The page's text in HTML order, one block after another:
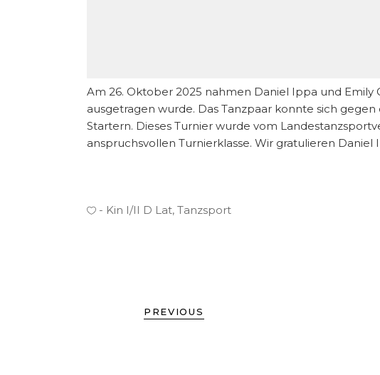
Am 26. Oktober 2025 nahmen Daniel Ippa und Emily
ausgetragen wurde. Das Tanzpaar konnte sich
Startern. Dieses Turnier wurde vom
anspruchsvollen Turnierklasse. Wir gratulieren
Kin I/II D Lat, Tanzsport
PREVIOUS